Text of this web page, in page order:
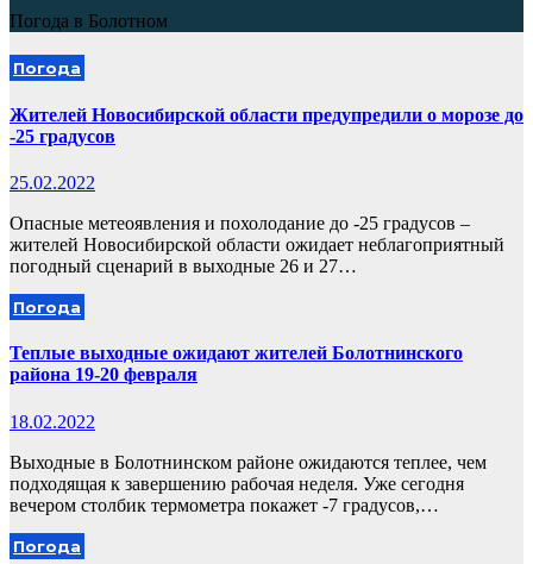
Погода в Болотном
Погода
Жителей Новосибирской области предупредили о морозе до
-25 градусов
25.02.2022
Опасные метеоявления и похолодание до -25 градусов –
жителей Новосибирской области ожидает неблагоприятный
погодный сценарий в выходные 26 и 27…
Погода
Теплые выходные ожидают жителей Болотнинского
района 19-20 февраля
18.02.2022
Выходные в Болотнинском районе ожидаются теплее, чем
подходящая к завершению рабочая неделя. Уже сегодня
вечером столбик термометра покажет -7 градусов,…
Погода